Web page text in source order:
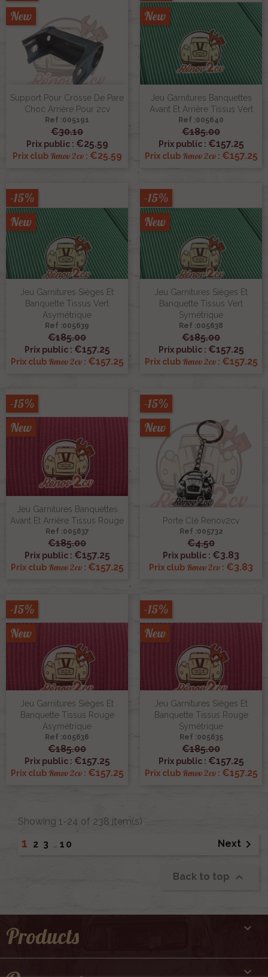
Support Pour Crosse De Pare
Choc Arrière Pour 2cv
Ref :005191
€30.10
Prix public : €25.59
Prix club Renov 2cv: €25.59
New
Jeu Garnitures Banquettes
Avant Et Arrière Tissus Vert
Ref :005640
€185.00
Prix public : €157.25
Prix club Renov 2cv: €157.25
New
Jeu Garnitures Sièges Et
Banquette Tissus Vert
Asymétrique
Ref :005639
€185.00
Prix public : €157.25
Prix club Renov 2cv: €157.25
-15%
New
Jeu Garnitures Sièges Et
Banquette Tissus Vert
Symétrique
Ref :005638
€185.00
Prix public : €157.25
Prix club Renov 2cv: €157.25
-15%
New
Jeu Garnitures Banquettes
Avant Et Arrière Tissus Rouge
Ref :005637
€185.00
Prix public : €157.25
Prix club Renov 2cv: €157.25
-15%
New
Porte Clé Renov2cv
Ref :005732
€4.50
Prix public : €3.83
Prix club Renov 2cv : €3.83
-15%
New
Jeu Garnitures Sièges Et
Banquette Tissus Rouge
Asymétrique
Ref :005636
€185.00
Prix public : €157.25
Prix club Renov 2cv: €157.25
-15%
New
Jeu Garnitures Sièges Et
Banquette Tissus Rouge
Symétrique
Ref :005635
€185.00
Prix public : €157.25
Prix club Renov 2cv: €157.25
-15%
New
Showing 1-24 of 238 item(s)
1 2 3 … 10 Next 
Back to top 
Products 
